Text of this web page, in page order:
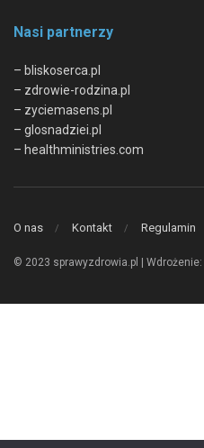
Nasi partnerzy
– bliskoserca.pl
– zdrowie-rodzina.pl
– zyciemasens.pl
– glosnadziei.pl
– healthministries.com
O nas Kontakt Regulamin
© 2023 sprawyzdrowia.pl | Wdrożenie: